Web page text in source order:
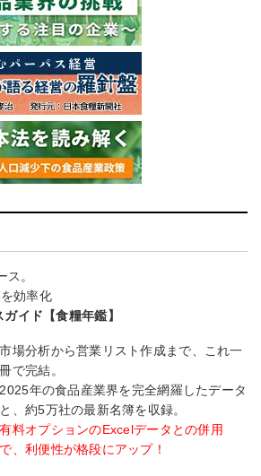
。
効率化
イド【食糧年鑑】
市場分析から営業リスト作成まで、これ一
冊で完結。
2025年の食品産業界を完全網羅したデータ
と、約5万社の最新名簿を収録。
有料オプションのExcelデータとの併用
で、利便性が格段にアップ！